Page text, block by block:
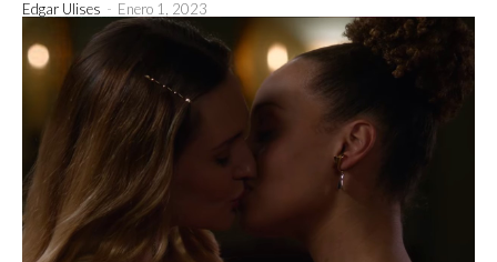
Edgar Ulises - Enero 1, 2023